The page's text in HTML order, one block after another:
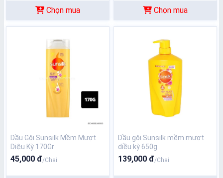
Chọn mua Chọn mua
Dầu Gội Sunsilk Mềm Mượt
Diệu Kỳ 170Gr
45,000 đ/Chai
Dầu gội Sunsilk mềm mượt
diều kỳ 650g
139,000 đ/Chai